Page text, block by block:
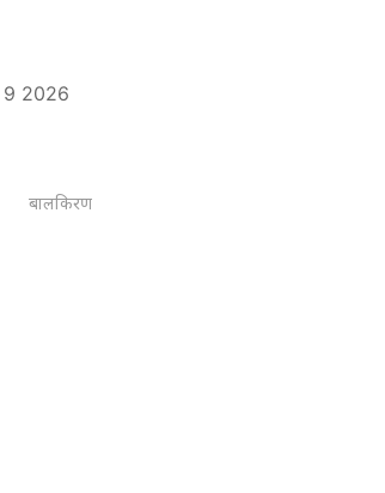
9 2026
बालकिरण